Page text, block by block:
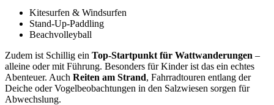
Kitesurfen & Windsurfen
Stand-Up-Paddling
Beachvolleyball
Zudem ist Schillig ein Top-Startpunkt für Wattwanderungen –
alleine oder mit Führung. Besonders für Kinder ist das ein echtes
Abenteuer. Auch Reiten am Strand, Fahrradtouren entlang der
Deiche oder Vogelbeobachtungen in den Salzwiesen sorgen für
Abwechslung.